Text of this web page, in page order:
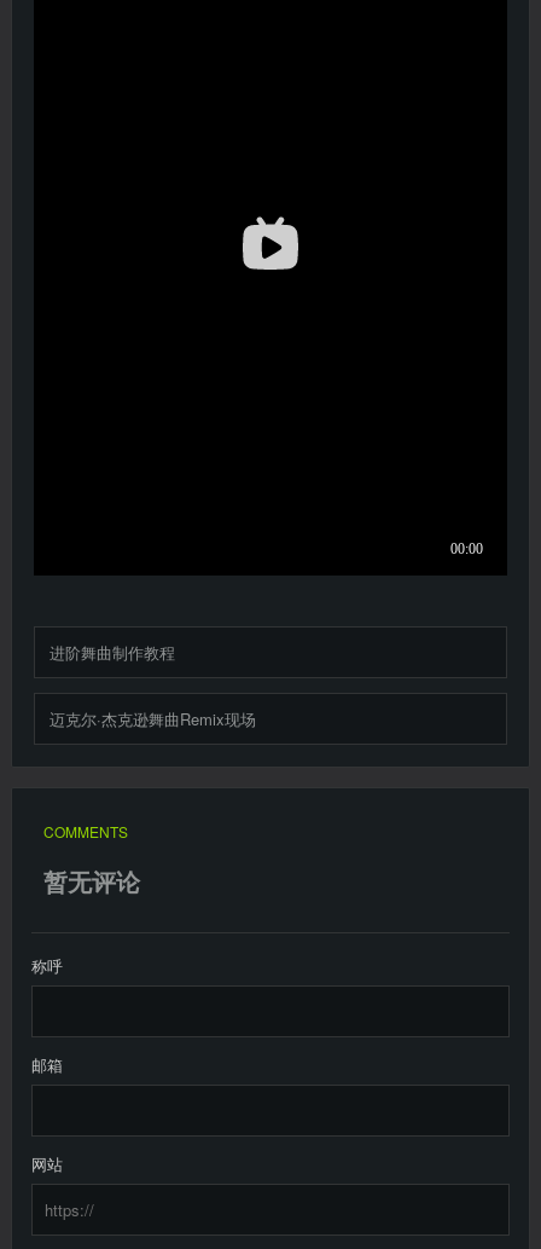
进阶舞曲制作教程
迈克尔·杰克逊舞曲Remix现场
COMMENTS
暂无评论
称呼
邮箱
网站